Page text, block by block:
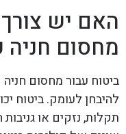
האם יש צורך
מחסום חניה
ביטוח עבור מחסום
להיבחן לעומק. ביטוח
תקלות, נזקים או